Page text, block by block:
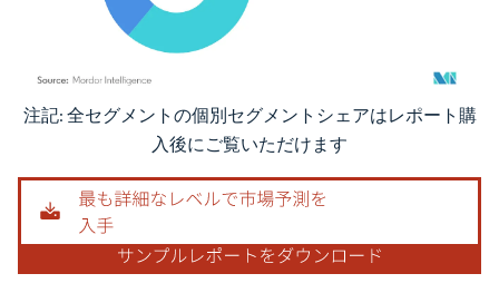
画像 © Mordor Intelligence。再利用にはCC BY 4.0の表示が必要です。
注記: 全セグメントの個別セグメントシェアはレポート購
入後にご覧いただけます